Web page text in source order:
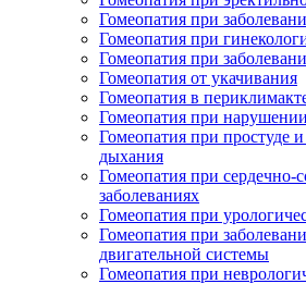
Гомеопатия при
Гомеопатия при
Гомеопатия при
Гомеопатия от укачивания
Гомеопатия в
Гомеопатия при
Гомеопатия при простуде
дыхания
Гомеопатия при сердечно-
заболеваниях
Гомеопатия при
Гомеопатия при
двигательной системы
Гомеопатия при